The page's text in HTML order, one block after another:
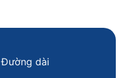
Đường dài